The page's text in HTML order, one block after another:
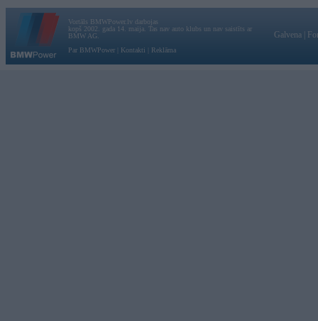
Vortāls BMWPower.lv darbojas
kopš 2002. gada 14. maija. Tas nav auto klubs un nav saistīts ar
BMW AG.
Par BMWPower
Kontakti Reklāma
Galvena